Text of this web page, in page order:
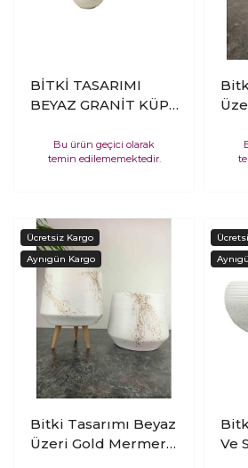
BİTKİ TASARIMI
BEYAZ GRANİT KÜP
SANSEVİERİA
TRİFASCİATA- PAŞA
Bu ürün geçici olarak
temin edilememektedir.
Bitki Tasarımı Beyaz
Üzeri Gold Mermer
Ve